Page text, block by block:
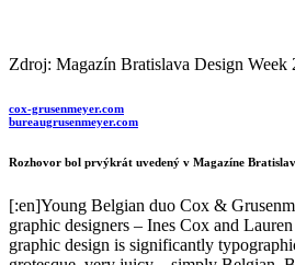
Zdroj: Magazín Bratislava Design Week
cox-grusenmeyer.com
bureaugrusenmeyer.com
Rozhovor bol prvýkrát uvedený v Magazíne
[:en]Young Belgian duo Cox &
graphic designers – Ines Cox and
graphic design is significantly